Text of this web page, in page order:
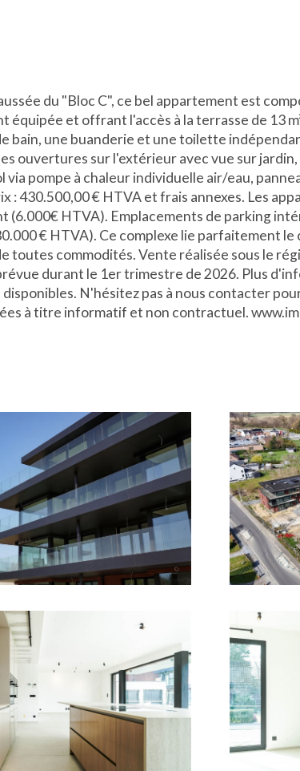
du "Bloc C", ce bel appartement est
équipée et offrant l'accès à la terrasse de 13
bain, une buanderie et une toilette
ouvertures sur l'extérieur avec vue sur
via pompe à chaleur individuelle air/eau,
: 430.500,00 € HTVA et frais annexes. Les
(6.000€ HTVA). Emplacements de parking
€ HTVA). Ce complexe lie parfaitement
toutes commodités. Vente réalisée sous le
durant le 1er trimestre de 2026. Plus
disponibles. N'hésitez pas à nous contacter
à titre informatif et non contractuel.